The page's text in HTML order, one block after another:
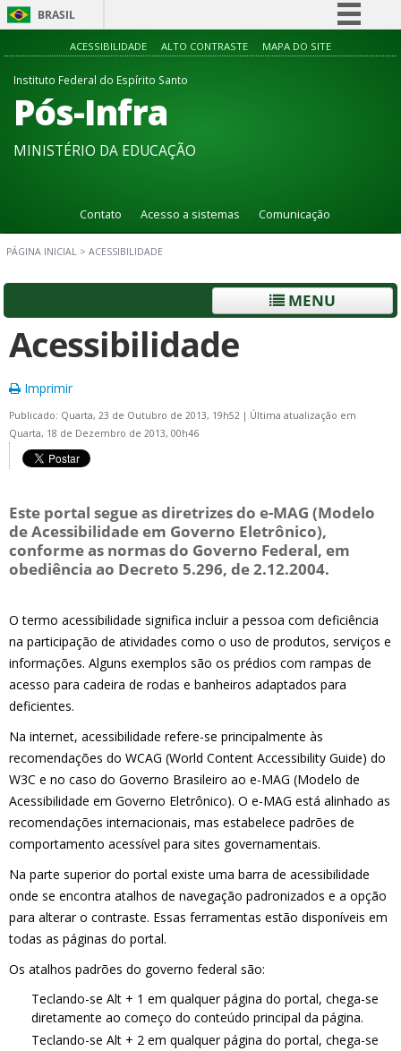
BRASIL
Simplifique!
ACESSIBILIDADE ALTO CONTRASTE MAPA DO SITE
Instituto Federal do Espírito Santo
Pós-Infra
MINISTÉRIO DA EDUCAÇÃO
Contato Acesso a sistemas Comunicação
PÁGINA INICIAL > ACESSIBILIDADE
MENU
Acessibilidade
Imprimir
Publicado: Quarta, 23 de Outubro de 2013, 19h52 | Última atualização em
Quarta, 18 de Dezembro de 2013, 00h46
Este portal segue as diretrizes do e-MAG (Modelo
de Acessibilidade em Governo Eletrônico),
conforme as normas do Governo Federal, em
obediência ao Decreto 5.296, de 2.12.2004.
O termo acessibilidade significa incluir a pessoa com deficiência
na participação de atividades como o uso de produtos, serviços e
informações. Alguns exemplos são os prédios com rampas de
acesso para cadeira de rodas e banheiros adaptados para
deficientes.
Na internet, acessibilidade refere-se principalmente às
recomendações do WCAG (World Content Accessibility Guide) do
W3C e no caso do Governo Brasileiro ao e-MAG (Modelo de
Acessibilidade em Governo Eletrônico). O e-MAG está alinhado as
recomendações internacionais, mas estabelece padrões de
comportamento acessível para sites governamentais.
Na parte superior do portal existe uma barra de acessibilidade
onde se encontra atalhos de navegação padronizados e a opção
para alterar o contraste. Essas ferramentas estão disponíveis em
todas as páginas do portal.
Os atalhos padrões do governo federal são:
Teclando-se Alt + 1 em qualquer página do portal, chega-se
diretamente ao começo do conteúdo principal da página.
Teclando-se Alt + 2 em qualquer página do portal, chega-se